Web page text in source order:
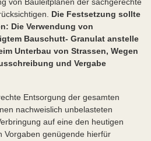
Die Festsetzung sollte
Die Verwendung von
Bauschutt- Granulat anstelle
Unterbau von Strassen, Wegen
und Vergabe
Entsorgung der gesamten
nachweislich unbelasteten
auf eine den heutigen
Vorgaben genügende hierfür